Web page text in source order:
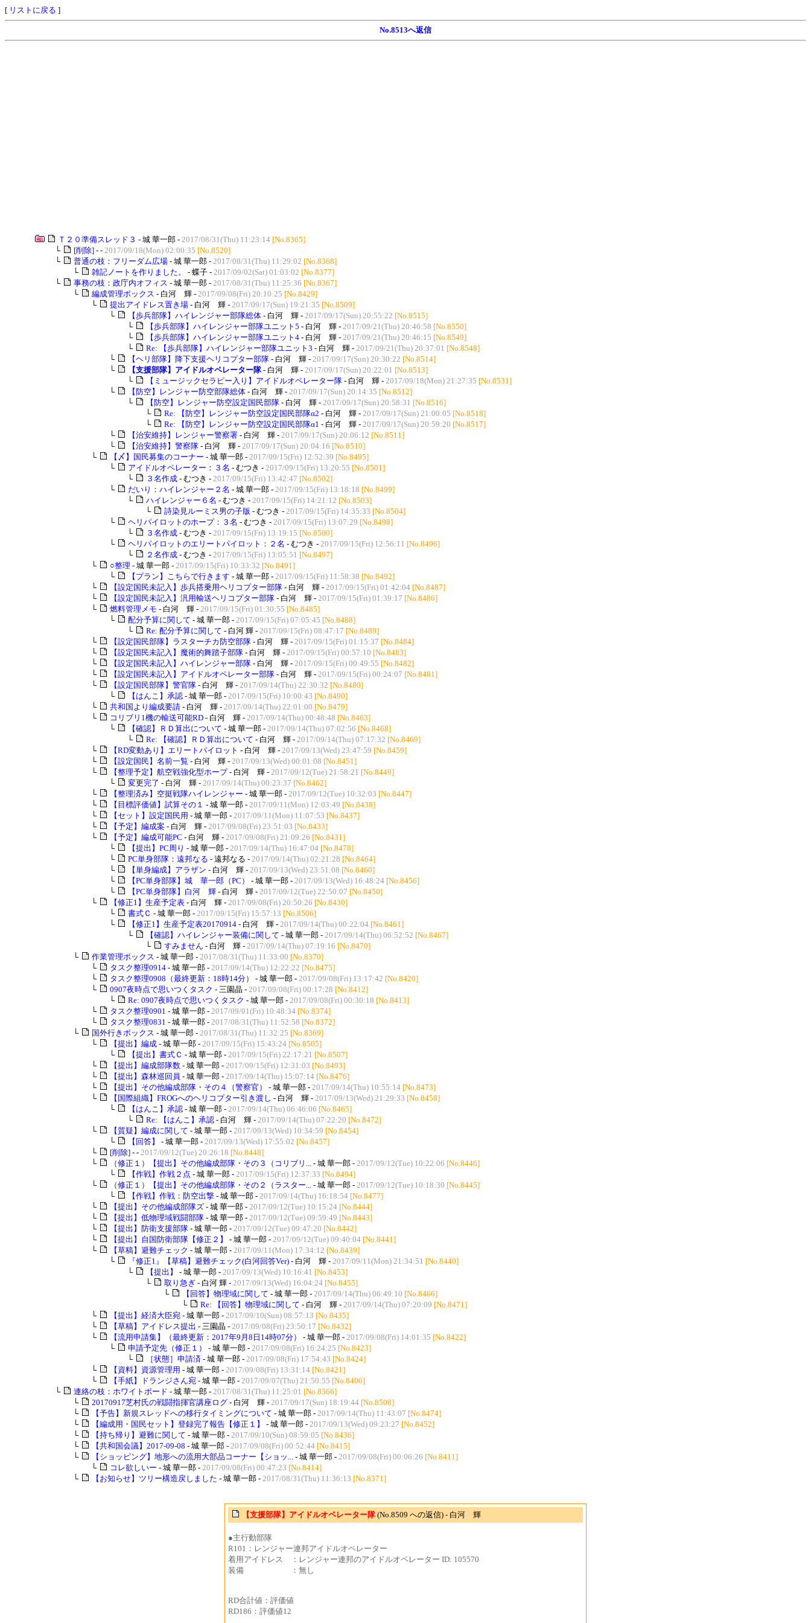
[ リストに戻る ]
No.8513へ返信
Ｔ２０準備スレッド３ - 城 華一郎 - 2017/08/31(Thu) 11:23:14 [No.8365]
└
[削除] - - 2017/09/18(Mon) 02:00:35 [No.8520]
└
普通の枝：フリーダム広場 - 城 華一郎 - 2017/08/31(Thu) 11:29:02 [No.8368]
└
雑記ノートを作りました。 - 蝶子 - 2017/09/02(Sat) 01:03:02 [No.8377]
└
事務の枝：政庁内オフィス - 城 華一郎 - 2017/08/31(Thu) 11:25:36 [No.8367]
└
編成管理ボックス - 白河 輝 - 2017/09/08(Fri) 20:10:25 [No.8429]
└
提出アイドレス置き場 - 白河 輝 - 2017/09/17(Sun) 19:21:35 [No.8509]
└
【歩兵部隊】ハイレンジャー部隊総体 - 白河 輝 - 2017/09/17(Sun) 20:55:22 [No.8515]
└
【歩兵部隊】ハイレンジャー部隊ユニット5 - 白河 輝 - 2017/09/21(Thu) 20:46:58 [No.8550]
└
【歩兵部隊】ハイレンジャー部隊ユニット4 - 白河 輝 - 2017/09/21(Thu) 20:46:15 [No.8549]
└
Re: 【歩兵部隊】ハイレンジャー部隊ユニット3 - 白河 輝 - 2017/09/21(Thu) 20:37:01 [No.8548]
└
【ヘリ部隊】降下支援ヘリコプター部隊 - 白河 輝 - 2017/09/17(Sun) 20:30:22 [No.8514]
└
【支援部隊】アイドルオペレーター隊- 白河 輝 - 2017/09/17(Sun) 20:22:01 [No.8513]
└
【ミュージックセラピー入り】アイドルオペレーター隊 - 白河 輝 - 2017/09/18(Mon) 21:27:35 [No.8531]
└
【防空】レンジャー防空部隊総体 - 白河 輝 - 2017/09/17(Sun) 20:14:35 [No.8512]
└
【防空】レンジャー防空設定国民部隊 - 白河 輝 - 2017/09/17(Sun) 20:58:31 [No.8516]
└
Re: 【防空】レンジャー防空設定国民部隊α2 - 白河 輝 - 2017/09/17(Sun) 21:00:05 [No.8518]
└
Re: 【防空】レンジャー防空設定国民部隊α1 - 白河 輝 - 2017/09/17(Sun) 20:59:20 [No.8517]
└
【治安維持】レンジャー警察署 - 白河 輝 - 2017/09/17(Sun) 20:06:12 [No.8511]
└
【治安維持】警察隊 - 白河 輝 - 2017/09/17(Sun) 20:04:16 [No.8510]
└
【〆】国民募集のコーナー - 城 華一郎 - 2017/09/15(Fri) 12:52:39 [No.8495]
└
アイドルオペレーター：３名 - むつき - 2017/09/15(Fri) 13:20:55 [No.8501]
└
３名作成 - むつき - 2017/09/15(Fri) 13:42:47 [No.8502]
└
だいり：ハイレンジャー２名 - 城 華一郎 - 2017/09/15(Fri) 13:18:18 [No.8499]
└
ハイレンジャー６名 - むつき - 2017/09/15(Fri) 14:21:12 [No.8503]
└
詩染見ルーミス男の子版 - むつき - 2017/09/15(Fri) 14:35:33 [No.8504]
└
ヘリパイロットのホープ：３名 - むつき - 2017/09/15(Fri) 13:07:29 [No.8498]
└
３名作成 - むつき - 2017/09/15(Fri) 13:19:15 [No.8500]
└
ヘリパイロットのエリートパイロット：２名 - むつき - 2017/09/15(Fri) 12:56:11 [No.8496]
└
２名作成 - むつき - 2017/09/15(Fri) 13:05:51 [No.8497]
└
○整理 - 城 華一郎 - 2017/09/15(Fri) 10:33:32 [No.8491]
└
【プラン】こちらで行きます - 城 華一郎 - 2017/09/15(Fri) 11:58:38 [No.8492]
└
【設定国民未記入】歩兵搭乗用ヘリコプター部隊 - 白河 輝 - 2017/09/15(Fri) 01:42:04 [No.8487]
└
【設定国民未記入】汎用輸送ヘリコプター部隊 - 白河 輝 - 2017/09/15(Fri) 01:39:17 [No.8486]
└
燃料管理メモ - 白河 輝 - 2017/09/15(Fri) 01:30:55 [No.8485]
└
配分予算に関して - 城 華一郎 - 2017/09/15(Fri) 07:05:45 [No.8488]
└
Re: 配分予算に関して - 白河 輝 - 2017/09/15(Fri) 08:47:17 [No.8489]
└
【設定国民部隊】ラスターチカ防空部隊 - 白河 輝 - 2017/09/15(Fri) 01:15:37 [No.8484]
└
【設定国民未記入】魔術的舞踏子部隊 - 白河 輝 - 2017/09/15(Fri) 00:57:10 [No.8483]
└
【設定国民未記入】ハイレンジャー部隊 - 白河 輝 - 2017/09/15(Fri) 00:49:55 [No.8482]
└
【設定国民未記入】アイドルオペレーター部隊 - 白河 輝 - 2017/09/15(Fri) 00:24:07 [No.8481]
└
【設定国民部隊】警官隊 - 白河 輝 - 2017/09/14(Thu) 22:30:32 [No.8480]
└
【はんこ】承認 - 城 華一郎 - 2017/09/15(Fri) 10:00:43 [No.8490]
└
共和国より編成要請 - 白河 輝 - 2017/09/14(Thu) 22:01:00 [No.8479]
└
コリブリ1機の輸送可能RD - 白河 輝 - 2017/09/14(Thu) 00:48:48 [No.8463]
└
【確認】ＲＤ算出について - 城 華一郎 - 2017/09/14(Thu) 07:02:56 [No.8468]
└
Re: 【確認】ＲＤ算出について - 白河 輝 - 2017/09/14(Thu) 07:17:32 [No.8469]
└
【RD変動あり】エリートパイロット - 白河 輝 - 2017/09/13(Wed) 23:47:59 [No.8459]
└
【設定国民】名前一覧 - 白河 輝 - 2017/09/13(Wed) 00:01:08 [No.8451]
└
【整理予定】航空戦強化型ホープ- 白河 輝 - 2017/09/12(Tue) 21:58:21 [No.8449]
└
変更完了 - 白河 輝 - 2017/09/14(Thu) 00:23:37 [No.8462]
└
【整理済み】空挺戦隊ハイレンジャー - 城 華一郎 - 2017/09/12(Tue) 10:32:03 [No.8447]
└
【目標評価値】試算その１ - 城 華一郎 - 2017/09/11(Mon) 12:03:49 [No.8438]
└
【セット】設定国民用 - 城 華一郎 - 2017/09/11(Mon) 11:07:53 [No.8437]
└
【予定】編成案 - 白河 輝 - 2017/09/08(Fri) 23:51:03 [No.8433]
└
【予定】編成可能PC - 白河 輝 - 2017/09/08(Fri) 21:09:26 [No.8431]
└
【提出】PC周り - 城 華一郎 - 2017/09/14(Thu) 16:47:04 [No.8478]
└
PC単身部隊：遠邦なる - 遠邦なる - 2017/09/14(Thu) 02:21:28 [No.8464]
└
【単身編成】アラザン - 白河 輝 - 2017/09/13(Wed) 23:51:08 [No.8460]
└
【PC単身部隊】城 華一郎（PC） - 城 華一郎 - 2017/09/13(Wed) 16:48:24 [No.8456]
└
【PC単身部隊】白河 輝 - 白河 輝 - 2017/09/12(Tue) 22:50:07 [No.8450]
└
【修正1】生産予定表 - 白河 輝 - 2017/09/08(Fri) 20:50:26 [No.8430]
└
書式Ｃ - 城 華一郎 - 2017/09/15(Fri) 15:57:13 [No.8506]
└
【修正1】生産予定表20170914 - 白河 輝 - 2017/09/14(Thu) 00:22:04 [No.8461]
└
【確認】ハイレンジャー装備に関して - 城 華一郎 - 2017/09/14(Thu) 06:52:52 [No.8467]
└
すみません - 白河 輝 - 2017/09/14(Thu) 07:19:16 [No.8470]
└
作業管理ボックス - 城 華一郎 - 2017/08/31(Thu) 11:33:00 [No.8370]
└
タスク整理0914 - 城 華一郎 - 2017/09/14(Thu) 12:22:22 [No.8475]
└
タスク整理0908（最終更新：18時14分） - 城 華一郎 - 2017/09/08(Fri) 13:17:42 [No.8420]
└
0907夜時点で思いつくタスク - 三園晶 - 2017/09/08(Fri) 00:17:28 [No.8412]
└
Re: 0907夜時点で思いつくタスク - 城 華一郎 - 2017/09/08(Fri) 00:30:18 [No.8413]
└
タスク整理0901 - 城 華一郎 - 2017/09/01(Fri) 10:48:34 [No.8374]
└
タスク整理0831 - 城 華一郎 - 2017/08/31(Thu) 11:52:58 [No.8372]
└
国外行きボックス - 城 華一郎 - 2017/08/31(Thu) 11:32:25 [No.8369]
└
【提出】編成 - 城 華一郎 - 2017/09/15(Fri) 15:43:24 [No.8505]
└
【提出】書式Ｃ - 城 華一郎 - 2017/09/15(Fri) 22:17:21 [No.8507]
└
【提出】編成部隊数 - 城 華一郎 - 2017/09/15(Fri) 12:31:03 [No.8493]
└
【提出】森林巡回員 - 城 華一郎 - 2017/09/14(Thu) 15:07:14 [No.8476]
└
【提出】その他編成部隊・その４（警察官） - 城 華一郎 - 2017/09/14(Thu) 10:55:14 [No.8473]
└
【国際組織】FROGへのヘリコプター引き渡し - 白河 輝 - 2017/09/13(Wed) 21:29:33 [No.8458]
└
【はんこ】承認 - 城 華一郎 - 2017/09/14(Thu) 06:46:06 [No.8465]
└
Re: 【はんこ】承認 - 白河 輝 - 2017/09/14(Thu) 07:22:20 [No.8472]
└
【質疑】編成に関して - 城 華一郎 - 2017/09/13(Wed) 10:34:59 [No.8454]
└
【回答】 - 城 華一郎 - 2017/09/13(Wed) 17:55:02 [No.8457]
└
[削除] - - 2017/09/12(Tue) 20:26:18 [No.8448]
└
（修正１）【提出】その他編成部隊・その３（コリブリ... - 城 華一郎 - 2017/09/12(Tue) 10:22:06 [No.8446]
└
【作戦】作戦２点 - 城 華一郎 - 2017/09/15(Fri) 12:37:33 [No.8494]
└
（修正１）【提出】その他編成部隊・その２（ラスター... - 城 華一郎 - 2017/09/12(Tue) 10:18:30 [No.8445]
└
【作戦】作戦：防空出撃 - 城 華一郎 - 2017/09/14(Thu) 16:18:54 [No.8477]
└
【提出】その他編成部隊ズ - 城 華一郎 - 2017/09/12(Tue) 10:15:24 [No.8444]
└
【提出】低物理域戦闘部隊 - 城 華一郎 - 2017/09/12(Tue) 09:59:49 [No.8443]
└
【提出】防衛支援部隊 - 城 華一郎 - 2017/09/12(Tue) 09:47:20 [No.8442]
└
【提出】自国防衛部隊【修正２】 - 城 華一郎 - 2017/09/12(Tue) 09:40:04 [No.8441]
└
【草稿】避難チェック - 城 華一郎 - 2017/09/11(Mon) 17:34:12 [No.8439]
└
『修正1』【草稿】避難チェック(白河回答Ver) - 白河 輝 - 2017/09/11(Mon) 21:34:51 [No.8440]
└
【提出】 - 城 華一郎 - 2017/09/13(Wed) 10:16:41 [No.8453]
└
取り急ぎ - 白河 輝 - 2017/09/13(Wed) 16:04:24 [No.8455]
└
【回答】物理域に関して - 城 華一郎 - 2017/09/14(Thu) 06:49:10 [No.8466]
└
Re: 【回答】物理域に関して - 白河 輝 - 2017/09/14(Thu) 07:20:09 [No.8471]
└
【提出】経済大臣宛 - 城 華一郎 - 2017/09/10(Sun) 08:57:13 [No.8435]
└
【草稿】アイドレス提出 - 三園晶 - 2017/09/08(Fri) 23:50:17 [No.8432]
└
【流用申請集】（最終更新：2017年9月8日14時07分） - 城 華一郎 - 2017/09/08(Fri) 14:01:35 [No.8422]
└
申請予定先（修正１） - 城 華一郎 - 2017/09/08(Fri) 16:24:25 [No.8423]
└
［状態］申請済 - 城 華一郎 - 2017/09/08(Fri) 17:54:43 [No.8424]
└
【資料】資源管理用 - 城 華一郎 - 2017/09/08(Fri) 13:31:14 [No.8421]
└
【手紙】ドランジさん宛 - 城 華一郎 - 2017/09/07(Thu) 21:50:55 [No.8406]
└
連絡の枝：ホワイトボード - 城 華一郎 - 2017/08/31(Thu) 11:25:01 [No.8366]
└
20170917芝村氏の戦闘指揮官講座ログ - 白河 輝 - 2017/09/17(Sun) 18:19:44 [No.8508]
└
【予告】新規スレッドへの移行タイミングについて - 城 華一郎 - 2017/09/14(Thu) 11:43:07 [No.8474]
└
【編成用・国民セット】登録完了報告【修正１】 - 城 華一郎 - 2017/09/13(Wed) 09:23:27 [No.8452]
└
【持ち帰り】避難に関して - 城 華一郎 - 2017/09/10(Sun) 08:59:05 [No.8436]
└
【共和国会議】2017-09-08 - 城 華一郎 - 2017/09/08(Fri) 00:52:44 [No.8415]
└
【ショッピング】地形への流用大部品コーナー【ショッ... - 城 華一郎 - 2017/09/08(Fri) 00:06:26 [No.8411]
└
コレ欲しいー - 城 華一郎 - 2017/09/08(Fri) 00:47:23 [No.8414]
└
【お知らせ】ツリー構造戻しました - 城 華一郎 - 2017/08/31(Thu) 11:36:13 [No.8371]
【支援部隊】アイドルオペレーター隊(No.8509 への返信) - 白河 輝
●主行動部隊
R101：レンジャー連邦アイドルオペレーター
着用アイドレス ：レンジャー連邦のアイドルオペレーター ID: 105570
装備 ：無し
RD合計値：評価値
RD186：評価値12